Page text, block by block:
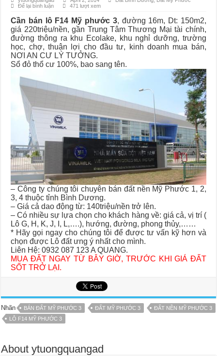
Đất Bình Dương giá rẻ khiến người mua bị sốc
Nhận ký gửi đất Green River City, Thới Hòa, Bến Cát, Bình Dương
Để lại bình luận
471 lượt xem
Cần bán lô F14 Mỹ phước 3, đường 16m, Dt: 150m2,
giá 220triệu/nền, gần Trung Tâm Thương Mại tài chính,
đường thông ra khu Ecolake, khu nghỉ dưỡng, trường
học, chợ, thuận lợi cho đầu tư, kinh doanh mua bán,
NƠI AN CƯ LÝ TƯỞNG.
Sổ đỏ thổ cư 100%, bao sang tên.
– Công ty chúng tôi chuyên bán đất nền Mỹ Phước 1, 2,
3, 4 thuộc tỉnh Bình Dương.
– Giá cả dao động từ: 140triệu/nền trở lên.
– Có nhiều sự lựa chọn cho khách hàng về: giá cả, vị trí (
Lô G, H, K, J, I, L,….), hướng, đường, phong thủy,……
* Hãy gọi ngay cho chúng tôi để được tư vấn kỹ hơn và
chọn được Lô đất ưng ý nhất cho mình.
Liên Hệ: 0932 087 123 A QUANG.
MUA ĐẤT NGAY TỪ BÂY GIỜ, TRƯỚC KHI GIÁ ĐẤT
SỐT TRỞ LẠI.
Nhãn BÁN ĐẤT MỸ PHƯỚC 3 ĐẤT MỸ PHƯỚC 3
ĐẤT NỀN MỸ PHƯỚC 3
LÔ F14 MỸ PHƯỚC 3
About ytuongquangad